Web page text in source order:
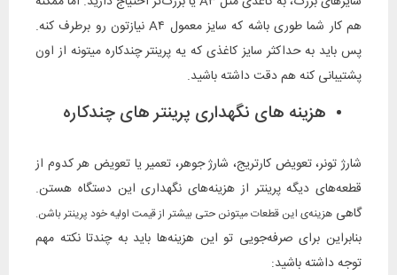
هم کار شما طوری باشه که سایز معمول A۴ نیازتون رو برطرف کنه.
پس باید به حداکثر سایز کاغذی که یه پرینتر چندکاره میتونه از اون
پشتیبانی کنه هم دقت داشته باشید.
هزینه ‌های نگهداری پرینتر های چندکاره
شارژ تونر، تعویض کارتریج، شارژ جوهر، تعمیر یا تعویض هر کدوم از
قطعه‌های دیگه پرینتر از هزینه‌های نگهداری این دستگاه هستن.
گاهیهزینه‌ی این قطعات میتونن حتی بیشتر از قیمت اولیه خود پرینتر باشن.
بنابراین برای صرفه‌جویی تو این هزینه‌ها باید به چندتا نکته مهم
توجه داشته باشید: